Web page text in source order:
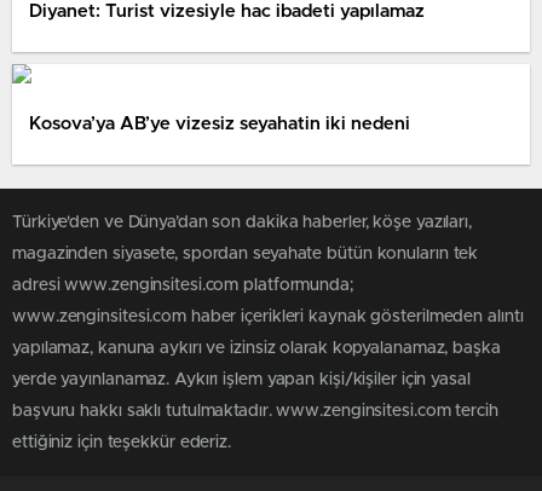
Diyanet: Turist vizesiyle hac ibadeti yapılamaz
Kosova’ya AB’ye vizesiz seyahatin iki nedeni
Türkiye'den ve Dünya’dan son dakika haberler, köşe yazıları,
magazinden siyasete, spordan seyahate bütün konuların tek
adresi www.zenginsitesi.com platformunda;
www.zenginsitesi.com haber içerikleri kaynak gösterilmeden alıntı
yapılamaz, kanuna aykırı ve izinsiz olarak kopyalanamaz, başka
yerde yayınlanamaz. Aykırı işlem yapan kişi/kişiler için yasal
başvuru hakkı saklı tutulmaktadır. www.zenginsitesi.com tercih
ettiğiniz için teşekkür ederiz.